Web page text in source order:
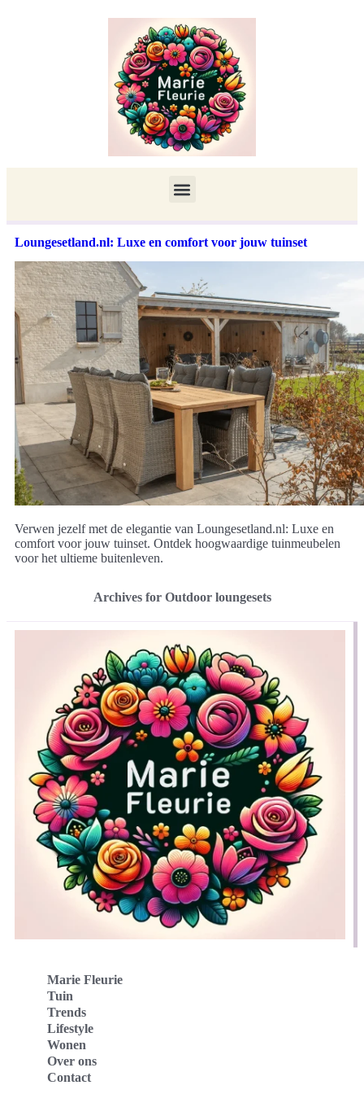
Loungesetland.nl: Luxe en comfort voor jouw tuinset
Verwen jezelf met de elegantie van Loungesetland.nl: Luxe en
comfort voor jouw tuinset. Ontdek hoogwaardige tuinmeubelen
voor het ultieme buitenleven.
Archives for Outdoor loungesets
Marie Fleurie
Tuin
Trends
Lifestyle
Wonen
Over ons
Contact